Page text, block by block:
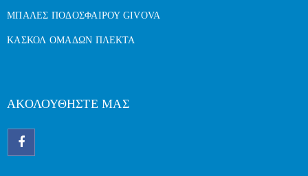
ΜΠΑΛΕΣ ΠΟΔΟΣΦΑΙΡΟΥ GIVOVA
ΚΑΣΚΟΛ ΟΜΑΔΩΝ ΠΛΕΚΤΑ
ΑΚΟΛΟΥΘΗΣΤΕ ΜΑΣ